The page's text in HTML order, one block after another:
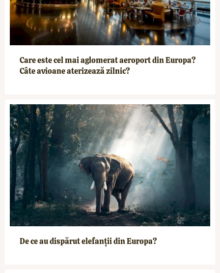
Care este cel mai aglomerat aeroport din Europa?
Câte avioane aterizează zilnic?
De ce au dispărut elefanții din Europa?